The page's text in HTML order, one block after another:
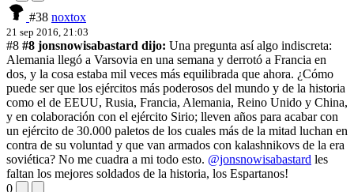
#38 noxtox
21 sep 2016, 21:03
#8 #8 jonsnowisabastard dijo: Una pregunta así algo indiscreta:
Alemania llegó a Varsovia en una semana y derrotó a Francia en
dos, y la cosa estaba mil veces más equilibrada que ahora. ¿Cómo
puede ser que los ejércitos más poderosos del mundo y de la historia
como el de EEUU, Rusia, Francia, Alemania, Reino Unido y China,
y en colaboración con el ejército Sirio; lleven años para acabar con
un ejército de 30.000 paletos de los cuales más de la mitad luchan en
contra de su voluntad y que van armados con kalashnikovs de la era
soviética? No me cuadra a mi todo esto. @jonsnowisabastard les
faltan los mejores soldados de la historia, los Espartanos!
0